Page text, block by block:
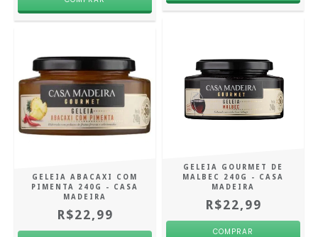
GELEIA ABACAXI COM
PIMENTA 240G - CASA
MADEIRA
R$22,99
GELEIA GOURMET DE
MALBEC 240G - CASA
MADEIRA
R$22,99